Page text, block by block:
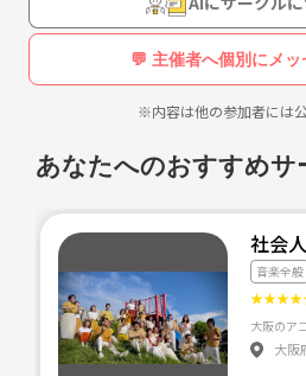
者でした〜
☆何か熱いことがしたい！
☆新しい事を始めたい！
☆踊りに興味がある！
☆楽しいことがしたい！
☆以前よさこい、そでふれ！を踊ってい
何か１つでも
『あっ!!』て思ったそこのあなた！
個性豊かな仲間達と共に多くの人に笑顔
せんか？
💬 主催者へ個別にメッ
※内容は他の参加者には
あなたへのおすすめサ
社会
音楽全般
★★★★
大阪